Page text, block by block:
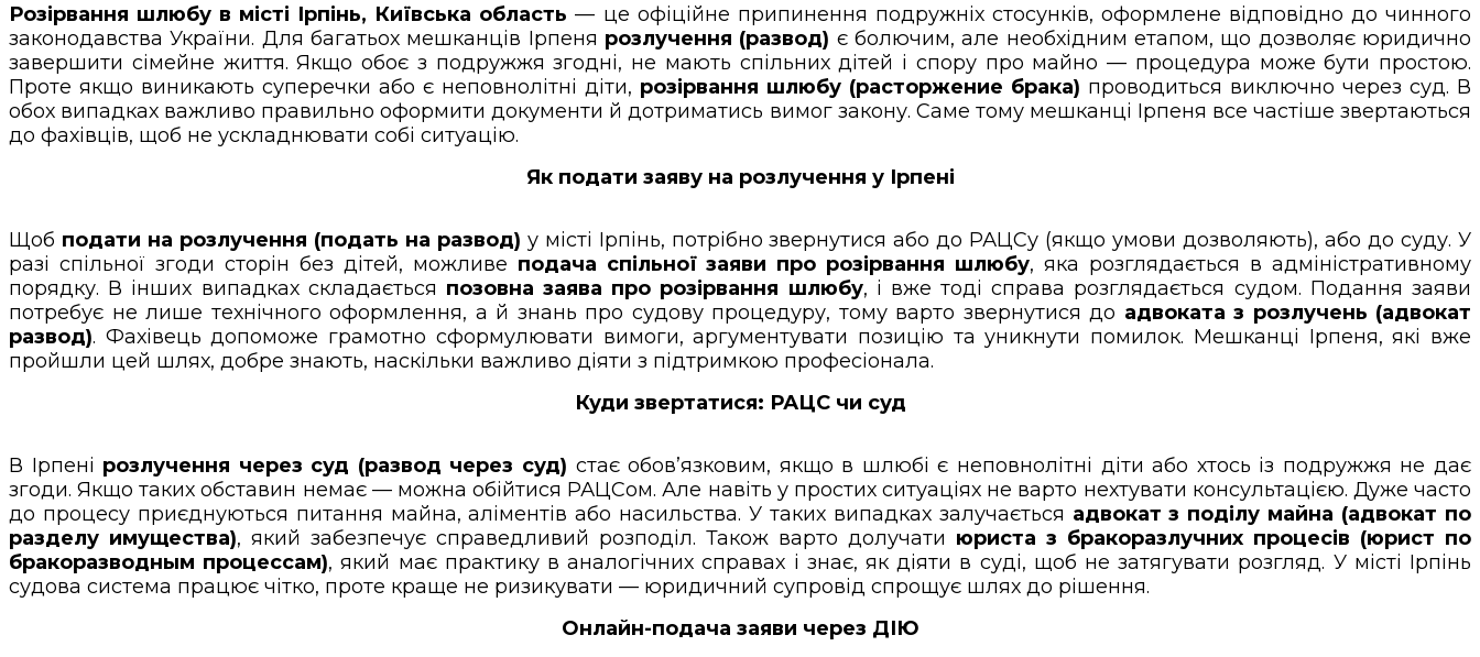
Розірвання шлюбу в місті Ірпінь, Київська область — це офіційне припинення подружніх стосунків, оформлене відповідно до чинного
законодавства України. Для багатьох мешканців Ірпеня розлучення (развод) є болючим, але необхідним етапом, що дозволяє юридично
завершити сімейне життя. Якщо обоє з подружжя згодні, не мають спільних дітей і спору про майно — процедура може бути простою.
Проте якщо виникають суперечки або є неповнолітні діти, розірвання шлюбу (расторжение брака) проводиться виключно через суд. В
обох випадках важливо правильно оформити документи й дотриматись вимог закону. Саме тому мешканці Ірпеня все частіше звертаються
до фахівців, щоб не ускладнювати собі ситуацію.
Як подати заяву на розлучення у Ірпені
Щоб подати на розлучення (подать на развод) у місті Ірпінь, потрібно звернутися або до РАЦСу (якщо умови дозволяють), або до суду. У
разі спільної згоди сторін без дітей, можливе подача спільної заяви про розірвання шлюбу, яка розглядається в адміністративному
порядку. В інших випадках складається позовна заява про розірвання шлюбу, і вже тоді справа розглядається судом. Подання заяви
потребує не лише технічного оформлення, а й знань про судову процедуру, тому варто звернутися до адвоката з розлучень (адвокат
развод). Фахівець допоможе грамотно сформулювати вимоги, аргументувати позицію та уникнути помилок. Мешканці Ірпеня, які вже
пройшли цей шлях, добре знають, наскільки важливо діяти з підтримкою професіонала.
Куди звертатися: РАЦС чи суд
В Ірпені розлучення через суд (развод через суд) стає обов’язковим, якщо в шлюбі є неповнолітні діти або хтось із подружжя не дає
згоди. Якщо таких обставин немає — можна обійтися РАЦСом. Але навіть у простих ситуаціях не варто нехтувати консультацією. Дуже часто
до процесу приєднуються питання майна, аліментів або насильства. У таких випадках залучається адвокат з поділу майна (адвокат по
разделу имущества), який забезпечує справедливий розподіл. Також варто долучати юриста з бракоразлучних процесів (юрист по
бракоразводным процессам), який має практику в аналогічних справах і знає, як діяти в суді, щоб не затягувати розгляд. У місті Ірпінь
судова система працює чітко, проте краще не ризикувати — юридичний супровід спрощує шлях до рішення.
Онлайн-подача заяви через ДІЮ